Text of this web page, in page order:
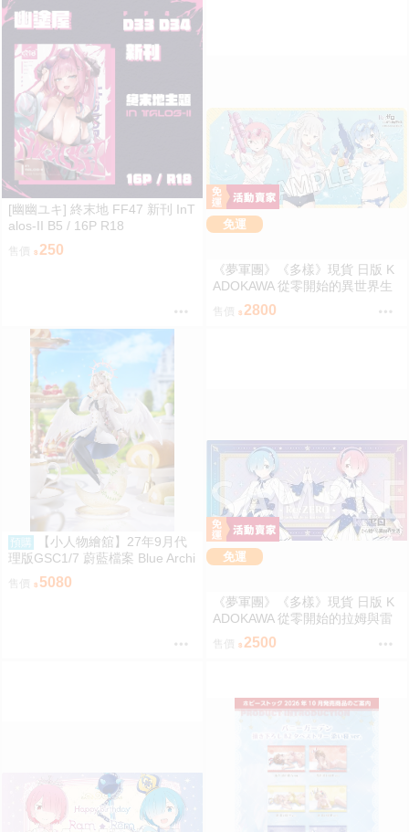
[幽幽ユキ] 終末地 FF47 新刊 InT
alos-II B5 / 16P R18
售價 250
免運
《夢軍團》《多樣》現貨 日版 K
ADOKAWA 從零開始的異世界生
活 動漫桌墊 卡墊 全員 泳裝ver.
售價 2800
預購
【小人物繪舘】27年9月代
理版GSC1/7 蔚藍檔案 Blue Archi
ve 渚 ～花香微笑～ PVC完成品
售價 5080
免運
《夢軍團》《多樣》現貨 日版 K
ADOKAWA 從零開始的拉姆與雷
姆的生日生活2025 動漫桌墊 卡
墊 拉姆&雷姆
售價 2500